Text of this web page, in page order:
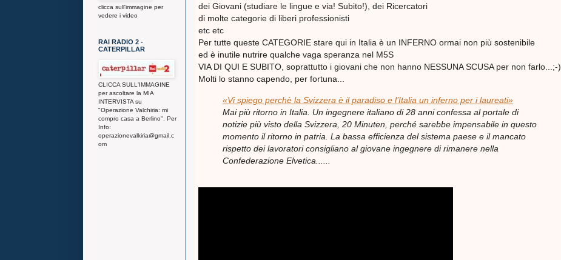
dei Giovani (studiare le lingue e via! Subito!), dei Ricercatori
di molte categorie di liberi professionisti
etc etc
Per tutte queste CATEGORIE stare qui in Italia è un INFERNO ormai non più sostenibile
ed è inutile nutrire qualche vaga speranza nel M5S
VIA DI QUI E SUBITO, soprattutto i giovani che non hanno NESSUNA SCUSA per non farlo...;-)
Molti lo stanno capendo, per fortuna...
«Vi spiego perchè la Svizzera è il paradiso e l’Italia un inferno per i laureati»
Mai più ritorno in Italia. Un ingegnere italiano di 28 anni confessa al portale di
notizie più visto della Svizzera, 20 Minuten, perché sarebbe impensabile in questo
momento il ritorno in patria. La bassa efficienza del sistema paese e il mancato
rispetto dei lavoratori consigliano al giovane ingegnere di rimanere nella
Confederazione Elvetica......
clicca sull'immagine per
vedere i video
RAI RADIO 2 -
CATERPILLAR
CLICCA SULL'IMMAGINE
per ascoltare la MIA
INTERVISTA su
"Operazione Valchiria: mi
compro casa a Berlino". Per
Info:
operazionevalkiria@gmail.c
om